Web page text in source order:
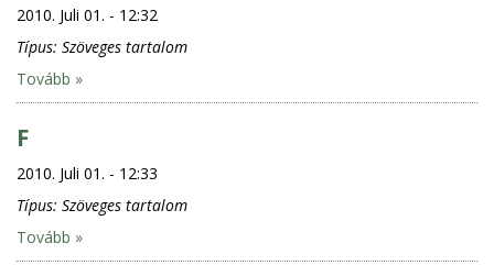
2010. Juli 01. - 12:32
Típus: Szöveges tartalom
Tovább »
F
2010. Juli 01. - 12:33
Típus: Szöveges tartalom
Tovább »